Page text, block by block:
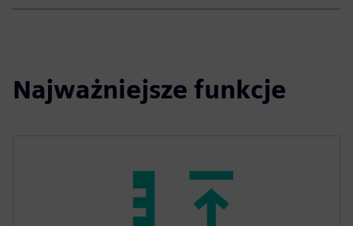
Najważniejsze funkcje